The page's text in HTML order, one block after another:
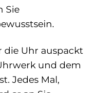
Sie
die Uhr auspackt
und dem
Jedes Mal,